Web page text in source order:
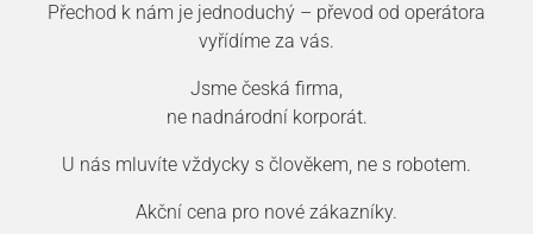
Přechod k nám je jednoduchý – převod od operátora
vyřídíme za vás.
Jsme česká firma,
ne nadnárodní korporát.
U nás mluvíte vždycky s člověkem, ne s robotem.
Akční cena pro nové zákazníky.